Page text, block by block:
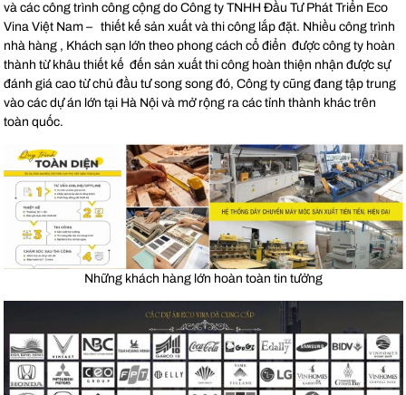
và các công trình công cộng do Công ty TNHH Đầu Tư Phát Triển Eco
Vina Việt Nam – thiết kế sản xuất và thi công lắp đặt. Nhiều công trình
nhà hàng , Khách sạn lớn theo phong cách cổ điển được công ty hoàn
thành từ khâu thiết kế đến sản xuất thi công hoàn thiện nhận được sự
đánh giá cao từ chủ đầu tư song song đó, Công ty cũng đang tập trung
vào các dự án lớn tại Hà Nội và mở rộng ra các tỉnh thành khác trên
toàn quốc.
Những khách hàng lớn hoàn toàn tin tưởng